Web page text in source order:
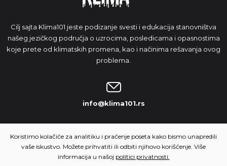
Cilj sajta Klima101 jeste podizanje svesti i edukacija stanovništva
našeg jezičkog područja o uzrocima, posledicama i opasnostima
koje prete od klimatskih promena, kao i načinima rešavanja ovog
problema.
info@klima101.rs
NAŠA IDEJA
Koristimo kolačiće za analitiku i praćenje poseta kako bismo unapredili
vaše iskustvo. Možete prihvatiti ili odbiti njihovo korišćenje. Više
informacija u našoj politici privatnosti.